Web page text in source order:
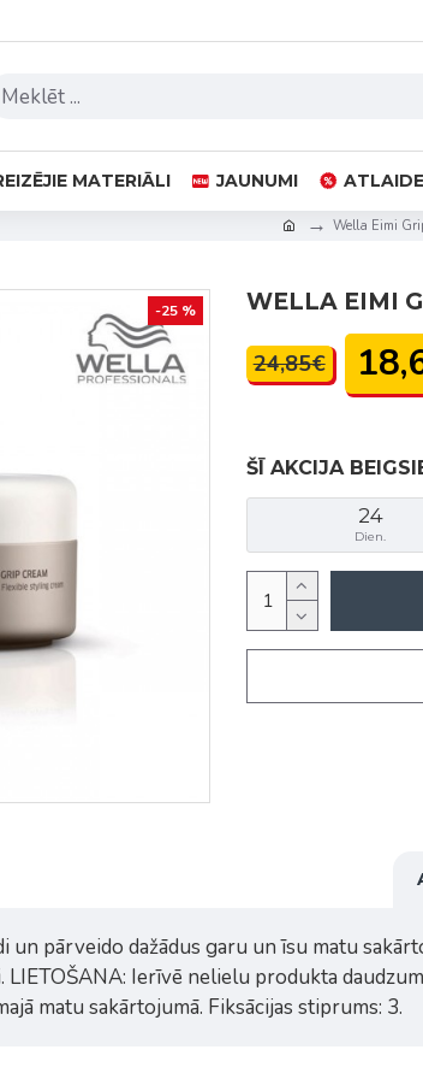
MATERIĀLI JAUNUMI
Wella Eimi
-25 % WELLA EIMI
ŠĪ AKCIJA
24
Dien.
24,85€
un pārveido dažādus garu un īsu matu
LIETOŠANA: Ierīvē nelielu produkta
matu sakārtojumā. Fiksācijas stiprums: 3.